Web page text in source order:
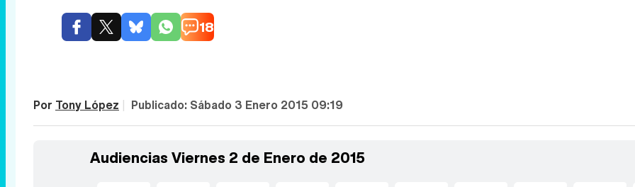
18
Por Tony López | Publicado: Sábado 3 Enero 2015 09:19
Audiencias Viernes 2 de Enero de 2015